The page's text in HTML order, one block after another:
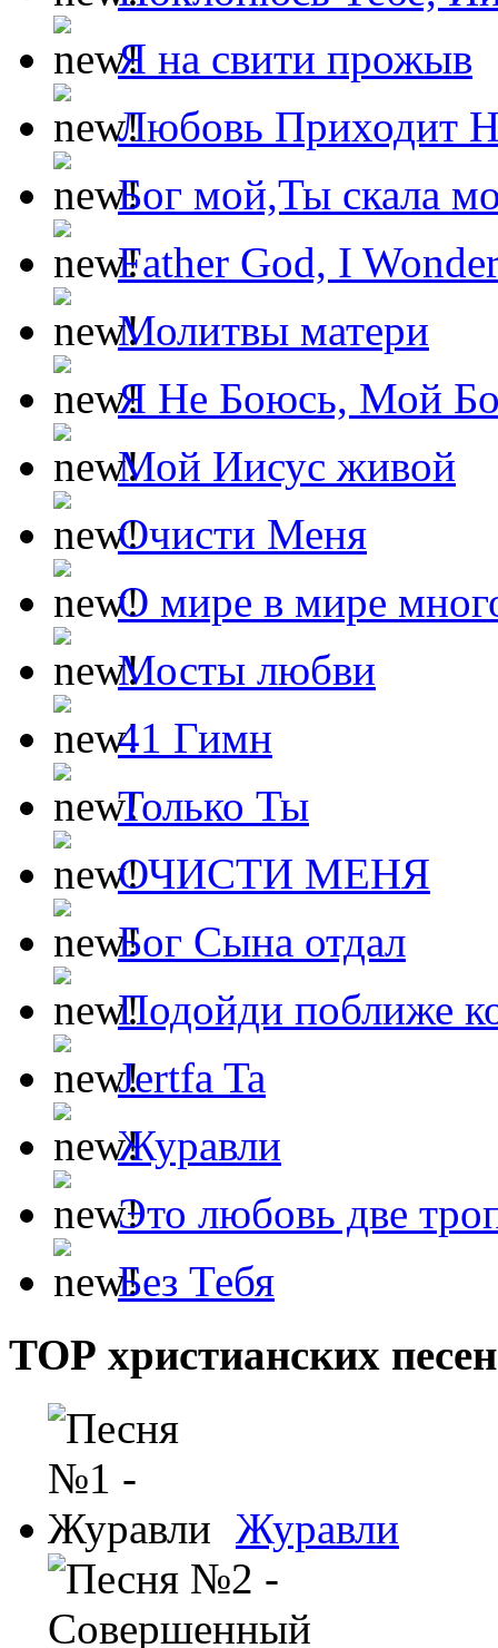
Я на свити прожыв
Любовь Приходит
Бог мой,Ты скала
Father God, I
Молитвы матери
Я Не Боюсь, Мой
Мой Иисус живой
Очисти Меня
О мире в мире
Мосты любви
41 Гимн
Только Ты
ОЧИСТИ МЕНЯ
Бог Сына отдал
Подойди поближе
Jertfa Ta
Журавли
Это любовь две
Без Тебя
ТОР христианских песен
Журавли